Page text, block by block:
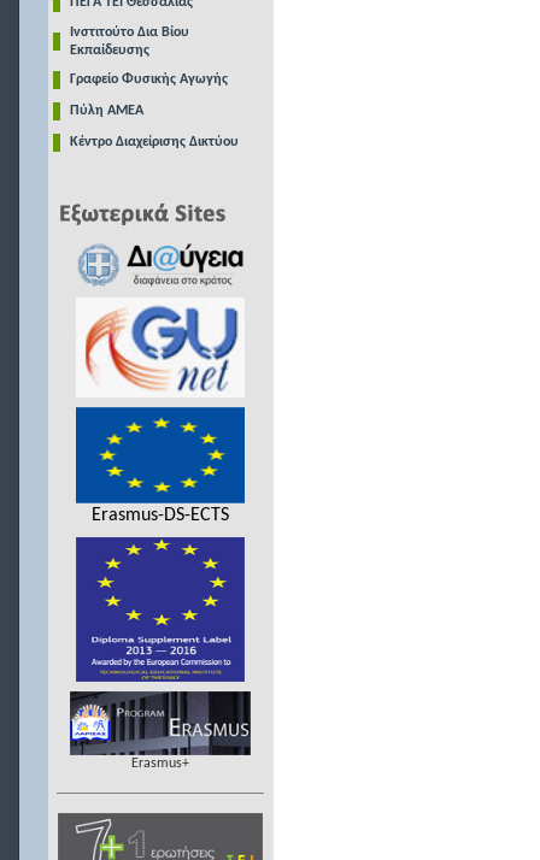
Ινστιτούτο Δια Βίου
Εκπαίδευσης
Γραφείο Φυσικής Αγωγής
Πύλη ΑΜΕΑ
Κέντρο Διαχείρισης Δικτύου
Erasmus-DS-ECTS
Erasmus+